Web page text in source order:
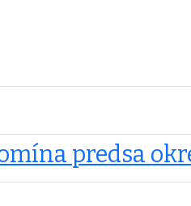
predsa